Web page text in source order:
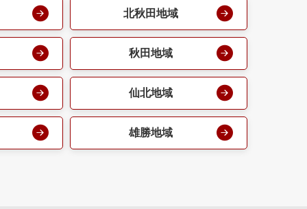
北秋田地域
秋田地域
仙北地域
雄勝地域